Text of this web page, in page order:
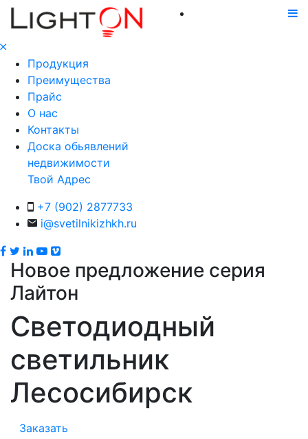
Продукция
Преимущества
Прайс
О нас
Контакты
Доска обьявлений
недвижимости
Твой Адрес
+7 (902) 2877733
i@svetilnikizhkh.ru
Новое предложение серия
Лайтон
Светодиодный
светильник
Лесосибирск
Заказать